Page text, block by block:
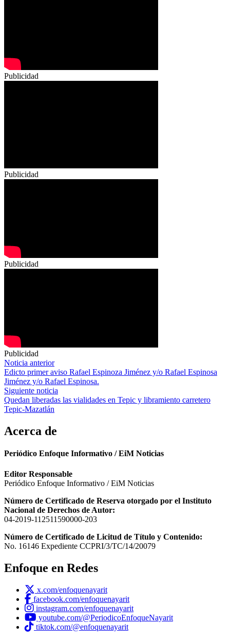
Publicidad
Publicidad
Publicidad
Publicidad
Navegación
de
entradas
Noticia anterior
Edicto primer aviso Rafael Espinoza Jiménez y/o Rafael Espinosa
Jiménez y/o Rafael Espinosa.
Siguiente noticia
Quedan liberadas las vialidades en Tepic y libramiento carretero
Tepic-Mazatlán
Acerca de
Periódico Enfoque Informativo / EiM Noticias
Editor Responsable
Periódico Enfoque Informativo / EiM Noticias
Número de Certificado de Reserva otorgado por el Instituto
Nacional de Derechos de Autor:
04-2019-112511590000-203
Número de Certificado de Licitud de Título y Contenido:
No. 16146 Expediente CCPRI/3/TC/14/20079
Enfoque en Redes
x.com/enfoquenayarit
facebook.com/enfoquenayarit
instagram.com/enfoquenayarit
youtube.com/@PeriodicoEnfoqueNayarit
tiktok.com/@enfoquenayarit